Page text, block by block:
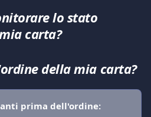
lo stato
carta?
della mia carta?
prima dell'ordine: